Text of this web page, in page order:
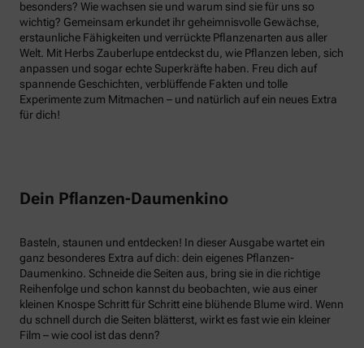
besonders? Wie wachsen sie und warum sind sie für uns so
wichtig? Gemeinsam erkundet ihr geheimnisvolle Gewächse,
erstaunliche Fähigkeiten und verrückte Pflanzenarten aus aller
Welt. Mit Herbs Zauberlupe entdeckst du, wie Pflanzen leben, sich
anpassen und sogar echte Superkräfte haben. Freu dich auf
spannende Geschichten, verblüffende Fakten und tolle
Experimente zum Mitmachen – und natürlich auf ein neues Extra
für dich!
Dein Pflanzen-Daumenkino
Basteln, staunen und entdecken! In dieser Ausgabe wartet ein
ganz besonderes Extra auf dich: dein eigenes Pflanzen-
Daumenkino. Schneide die Seiten aus, bring sie in die richtige
Reihenfolge und schon kannst du beobachten, wie aus einer
kleinen Knospe Schritt für Schritt eine blühende Blume wird. Wenn
du schnell durch die Seiten blätterst, wirkt es fast wie ein kleiner
Film – wie cool ist das denn?